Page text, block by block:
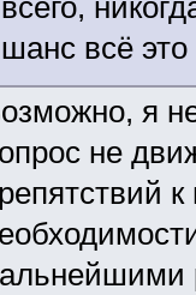
шанс всё это
я
не